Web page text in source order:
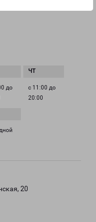
до
с 11:00 до
20:00
20